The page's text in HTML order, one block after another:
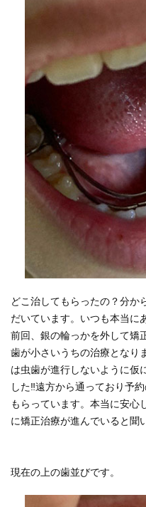
どこ治してもらったの？分か
だいています。いつも本当に
前回、銀の輪っかを外して矯
歯が小さいうちの治療となり
は虫歯が進行しないように仮
した‼︎遠方から通っており予
もらっています。本当に安心
に矯正治療が進んでいると聞
現在の上の歯並びです。